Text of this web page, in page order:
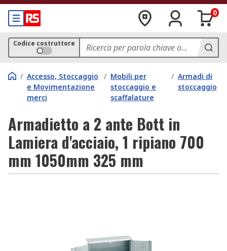
0
Codice costruttore
/ Accesso, Stoccaggio
e Movimentazione
merci
/ Mobili per
stoccaggio e
scaffalature
/ Armadi di
stoccaggio
Armadietto a 2 ante Bott in
Lamiera d'acciaio, 1 ripiano 700
mm 1050mm 325 mm